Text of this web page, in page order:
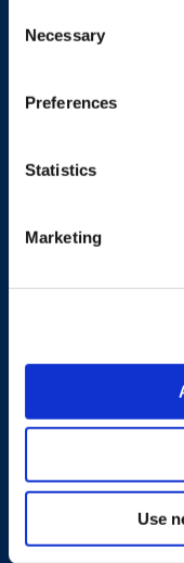
Selection
Necessary
Preferences
Statistics
Marketing
Use
Empfänger
Ob Sie eine
ein hohes
anspruchsvolle